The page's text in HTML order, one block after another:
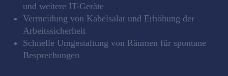
und weitere IT-Geräte
Vermeidung von Kabelsalat und Erhöhung der
Arbeitssicherheit
Schnelle Umgestaltung von Räumen für spontane
Besprechungen